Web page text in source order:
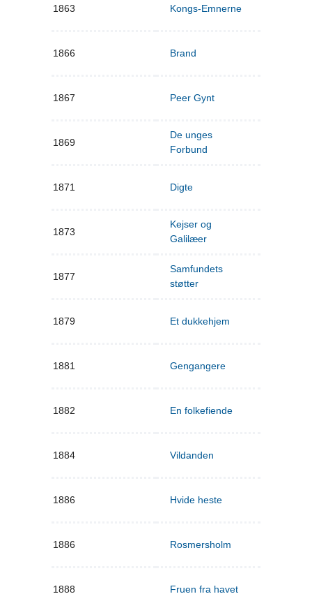
1863 Kongs-Emnerne
1866 Brand
1867 Peer Gynt
1869
De unges
Forbund
1871 Digte
1873
Kejser og
Galilæer
1877
Samfundets
støtter
1879 Et dukkehjem
1881 Gengangere
1882 En folkefiende
1884 Vildanden
1886 Hvide heste
1886 Rosmersholm
1888 Fruen fra havet